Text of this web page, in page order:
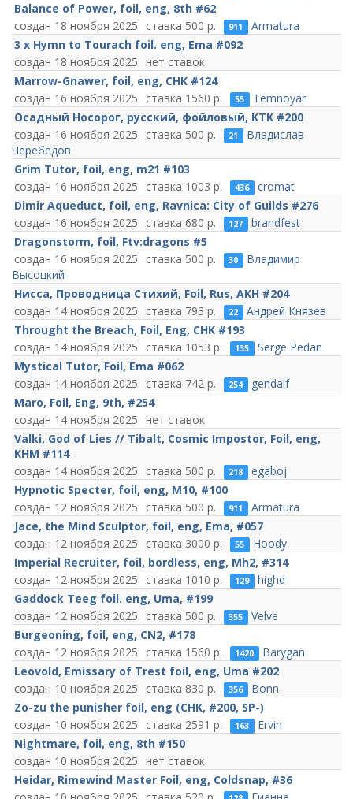
Balance of Power, foil, eng, 8th #62
18 ноября 2025
500 911
Armatura
3 x Hymn to Tourach foil. eng, Ema #092
18 ноября 2025 нет ставок
Marrow-Gnawer, foil, eng, CHK #124
16 ноября 2025
1560 55
Temnoyar
Осадный Носорог, русский, фойловый, KTK #200
16 ноября 2025
500 21
Владислав
Черебедов
Grim Tutor, foil, eng, m21 #103
16 ноября 2025
1003 436
cromat
Dimir Aqueduct, foil, eng, Ravnica: City of Guilds #276
16 ноября 2025
680 127
brandfest
Dragonstorm, foil, Ftv:dragons #5
16 ноября 2025
500 30
Владимир
Высоцкий
Нисса, Проводница Стихий, Foil, Rus, AKH #204
14 ноября 2025
793 22
Андрей Князев
Throught the Breach, Foil, Eng, CHK #193
14 ноября 2025
1053 135
Serge Pedan
Mystical Tutor, Foil, Ema #062
14 ноября 2025
742 254
gendalf
Maro, Foil, Eng, 9th, #254
14 ноября 2025 нет ставок
Valki, God of Lies // Tibalt, Cosmic Impostor, Foil, eng,
KHM #114
14 ноября 2025
500 218
egaboj
Hypnotic Specter, foil, eng, M10, #100
12 ноября 2025
500 911
Armatura
Jace, the Mind Sculptor, foil, eng, Ema, #057
12 ноября 2025
3000 55
Hoody
Imperial Recruiter, foil, bordless, eng, Mh2, #314
12 ноября 2025
1010 129
highd
Gaddock Teeg foil. eng, Uma, #199
12 ноября 2025
500 355
Velve
Burgeoning, foil, eng, CN2, #178
12 ноября 2025
1560 1420
Barygan
Leovold, Emissary of Trest foil, eng, Uma #202
10 ноября 2025
830 356
Bonn
Zo-zu the punisher foil, eng (CHK, #200, SP-)
10 ноября 2025
2591 163
Ervin
Nightmare, foil, eng, 8th #150
10 ноября 2025 нет ставок
Heidar, Rimewind Master Foil, eng, Coldsnap, #36